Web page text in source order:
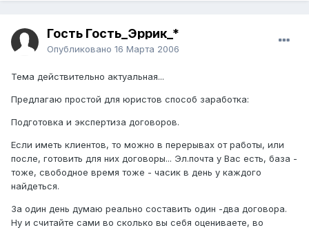
Гость Гость_Эррик_*
Опубликовано 16 Марта 2006
Тема действительно актуальная...
Предлагаю простой для юристов способ заработка:
Подготовка и экспертиза договоров.
Если иметь клиентов, то можно в перерывах от работы, или
после, готовить для них договоры... Эл.почта у Вас есть, база -
тоже, свободное время тоже - часик в день у каждого
найдеться.
За один день думаю реально составить один -два договора.
Ну и считайте сами во сколько вы себя оцениваете, во